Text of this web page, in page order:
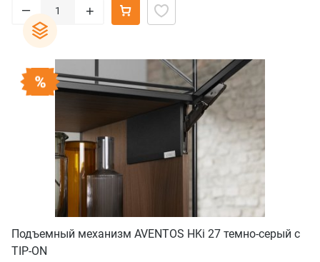
– +
Подъемный механизм AVENTOS HKi 27 темно-серый с
TIP-ON